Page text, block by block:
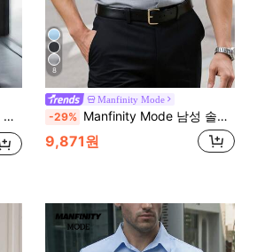
8
Manfinity Mode
-29% Manfinity Mode 남성 솔리드 컬러 비즈니스 캐주얼 반팔 정장 셔츠, 남성 오피스 캐주얼 드레스 셔츠, 행사용
9,871원